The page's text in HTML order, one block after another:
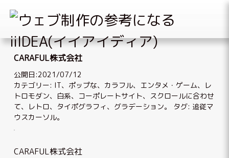
Skip
content
CARAFUL株式会社
公開日:2021/07/12
カテゴリー: IT、 ポップな、 カラフル、 エンタメ・ゲーム、 レ
トロモダン、 白系、 コーポレートサイト、 スクロールに合わせ
て、 レトロ、 タイポグラフィ、 グラデーション。 タグ: 追従マ
ウスカーソル。
CARAFUL株式会社